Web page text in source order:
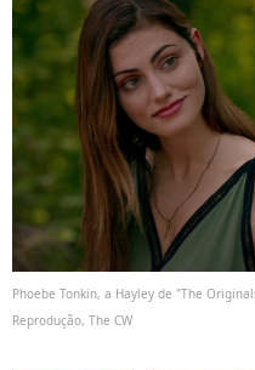
Phoebe Tonkin, a Hayley de "The
Reprodução, The CW